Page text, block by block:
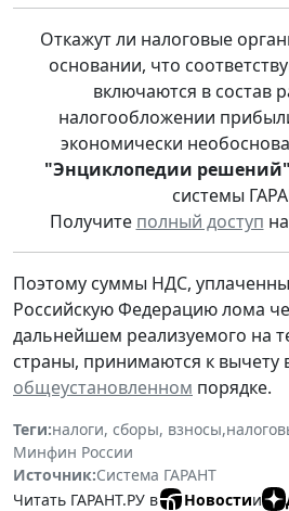
Откажут ли налоговые
основании, что
включаются в состав
налогообложении
экономически
"Энциклопедии решений"
системы
Получите полный доступ
Поэтому суммы НДС,
Российскую Федерацию лома
дальнейшем реализуемого на
страны, принимаются к вычету
общеустановленном порядке.
Теги:налоги, сборы, взносы,
Минфин России
Источник:Система ГАРАНТ
Читать ГАРАНТ.РУ в
Новостии